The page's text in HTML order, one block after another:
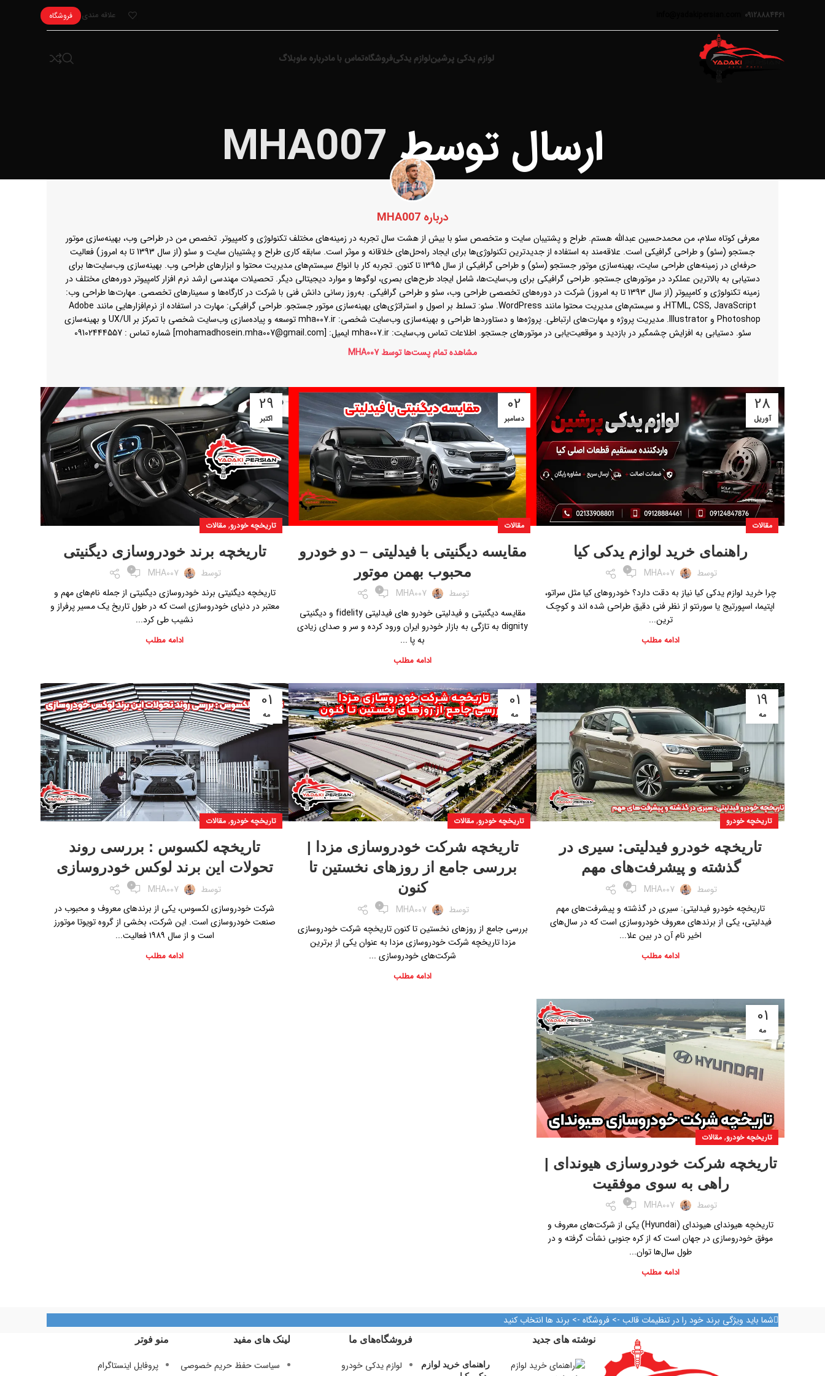
09128884461 علاقه مندی فروشگاه
لوازم یدکی پرشینلوازم یدکیفروشگاهتماس با مادرباره ماوبلاگ
ارسال توسطMHA007
درباره MHA007
معرفی کوتاه سلام، من محمدحسین عبدالله هستم. طراح و پشتیبان سایت و متخصص سئو با بیش از هشت سال تجربه در زمینه‌های مختلف تکنولوژی و کامپیوتر. تخصص من در طراحی وب، بهینه‌سازی موتور
جستجو (سئو) و طراحی گرافیکی است. علاقه‌مند به استفاده از جدیدترین تکنولوژی‌ها برای ایجاد راه‌حل‌های خلاقانه و موثر است. سابقه کاری طراح و پشتیبان سایت و سئو (از سال 1393 تا به امروز) فعالیت
حرفه‌ای در زمینه‌های طراحی سایت، بهینه‌سازی موتور جستجو (سئو) و طراحی گرافیکی از سال 1395 تا کنون. تجربه کار با انواع سیستم‌های مدیریت محتوا و ابزارهای طراحی وب. بهینه‌سازی وب‌سایت‌ها برای
دستیابی به بالاترین عملکرد در موتورهای جستجو. طراحی گرافیکی برای وب‌سایت‌ها، شامل ایجاد طرح‌های بصری، لوگوها و موارد دیجیتالی دیگر. تحصیلات مهندسی ارشد نرم افزار کامپیوتر دوره‌های مختلف در
زمینه تکنولوژی و کامپیوتر (از سال 1393 تا به امروز) شرکت در دوره‌های تخصصی طراحی وب، سئو و طراحی گرافیکی. به‌روز رسانی دانش فنی با شرکت در کارگاه‌ها و سمینارهای تخصصی. مهارت‌ها طراحی وب:
HTML, CSS, JavaScript، و سیستم‌های مدیریت محتوا مانند WordPress. سئو: تسلط بر اصول و استراتژی‌های بهینه‌سازی موتور جستجو. طراحی گرافیکی: مهارت در استفاده از نرم‌افزارهایی مانند Adobe
Photoshop و Illustrator. مدیریت پروژه و مهارت‌های ارتباطی. پروژه‌ها و دستاوردها طراحی و بهینه‌سازی وب‌سایت شخصی: mha007.ir توسعه و پیاده‌سازی وب‌سایت شخصی با تمرکز بر UX/UI و بهینه‌سازی
سئو. دستیابی به افزایش چشمگیر در بازدید و موقعیت‌یابی در موتورهای جستجو. اطلاعات تماس وب‌سایت: mha007.ir ایمیل: [mohamadhosein.mha007@gmail.com] شماره تماس : 09102444557
مشاهده تمام پست‌ها توسط MHA007
28
آوریل
مقالات
راهنمای خرید لوازم یدکی کیا
توسط MHA007
0
چرا خرید لوازم یدکی کیا نیاز به دقت دارد؟ خودروهای کیا مثل سراتو،
اپتیما، اسپورتیج یا سورنتو از نظر فنی دقیق طراحی شده اند و کوچک
ترین...
ادامه مطلب
02
دسامبر
مقالات
مقایسه دیگنیتی با فیدلیتی – دو خودرو
محبوب بهمن موتور
توسط MHA007
0
مقایسه دیگنیتی و فیدلیتی خودرو های فیدلیتی fidelity و دیگنیتی
dignity به تازگی به بازار خودرو ایران ورود کرده و سر و صدای زیادی
به پا ...
ادامه مطلب
29
اکتبر
تاریخچه خودرو, مقالات
تاریخچه برند خودروسازی دیگنیتی
توسط MHA007
0
تاریخچه دیگنیتی برند خودروسازی دیگنیتی از جمله نام‌های مهم و
معتبر در دنیای خودروسازی است که در طول تاریخ یک مسیر پرفراز و
نشیب طی کرد...
ادامه مطلب
19
مه
تاریخچه خودرو
تاریخچه خودرو فیدلیتی: سیری در
گذشته و پیشرفت‌های مهم
توسط MHA007
2
تاریخچه خودرو فیدلیتی: سیری در گذشته و پیشرفت‌های مهم
فیدلیتی، یکی از برندهای معروف خودروسازی است که در سال‌های
اخیر نام آن در بین علا...
ادامه مطلب
01
مه
تاریخچه خودرو, مقالات
تاریخچه شرکت خودروسازی مزدا |
بررسی جامع از روزهای نخستین تا
کنون
توسط MHA007
0
بررسی جامع از روزهای نخستین تا کنون تاریخچه شرکت خودروسازی
مزدا تاریخچه شرکت خودروسازی مزدا به عنوان یکی از برترین
شرکت‌های خودروسازی ...
ادامه مطلب
01
مه
تاریخچه خودرو, مقالات
تاریخچه لکسوس : بررسی روند
تحولات این برند لوکس خودروسازی
توسط MHA007
0
شرکت خودروسازی لکسوس، یکی از برندهای معروف و محبوب در
صنعت خودروسازی است. این شرکت، بخشی از گروه تویوتا موتورز
است و از سال ۱۹۸۹ فعالیت...
ادامه مطلب
01
مه
تاریخچه خودرو, مقالات
تاریخچه شرکت خودروسازی هیوندای |
راهی به سوی موفقیت
توسط MHA007
0
تاریخچه هیوندای هیوندای (Hyundai) یکی از شرکت‌های معروف و
موفق خودروسازی در جهان است که از کره جنوبی نشأت گرفته و در
طول سال‌ها توان...
ادامه مطلب
شما باید ویژگی برند خود را در تنظیمات قالب -> فروشگاه -> برند ها انتخاب کنید
نوشته های جدید
راهنمای خرید لوازم
فروشگاه‌های ما
لوازم یدکی خودرو
لینک های مفید
سیاست حفظ حریم خصوصی
منو فوتر
پروفایل اینستاگرام